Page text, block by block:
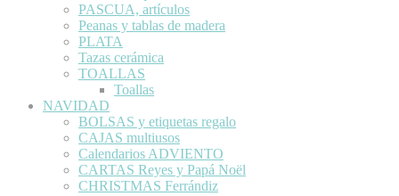
PASCUA, artículos
Peanas y tablas de madera
PLATA
Tazas cerámica
TOALLAS
Toallas
NAVIDAD
BOLSAS y etiquetas regalo
CAJAS multiusos
Calendarios ADVIENTO
CARTAS Reyes y Papá Noël
CHRISTMAS Ferrándiz